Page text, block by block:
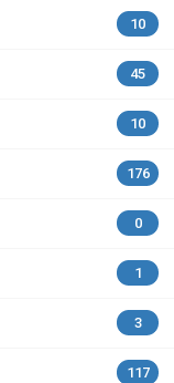
10
45
10
176
0
1
3
117